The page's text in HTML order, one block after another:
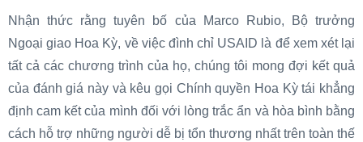
Nhận thức rằng tuyên bố của Marco Rubio, Bộ trưởng
Ngoại giao Hoa Kỳ, về việc đình chỉ USAID là để xem xét lại
tất cả các chương trình của họ, chúng tôi mong đợi kết quả
của đánh giá này và kêu gọi Chính quyền Hoa Kỳ tái khẳng
định cam kết của mình đối với lòng trắc ẩn và hòa bình bằng
cách hỗ trợ những người dễ bị tổn thương nhất trên toàn thế